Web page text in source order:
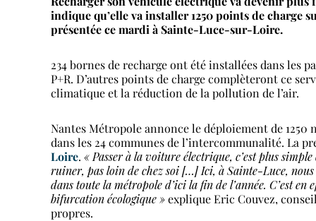
indique qu’elle va installer 1250 points de charge
présentée ce mardi à Sainte-Luce-sur-Loire.
234 bornes de recharge ont été installées dans les
P+R. D’autres points de charge complèteront ce
climatique et la réduction de la pollution de l’air.
Nantes Métropole annonce le déploiement de 1250
dans les 24 communes de l’intercommunalité. La
Loire. « Passer à la voiture électrique, c’est plus
ruiner, pas loin de chez soi […] Ici, à Sainte-Luce,
dans toute la métropole d’ici la fin de l’année. C’est en
bifurcation écologique »explique Eric Couvez,
propres.